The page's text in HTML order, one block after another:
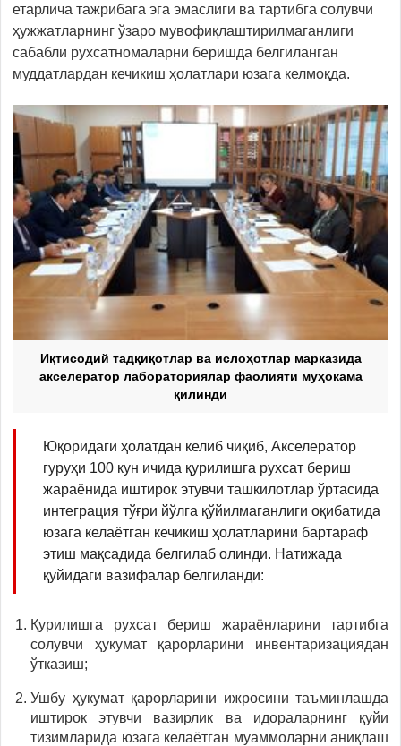
етарлича тажрибага эга эмаслиги ва тартибга солувчи
ҳужжатларнинг ўзаро мувофиқлаштирилмаганлиги
сабабли рухсатномаларни беришда белгиланган
муддатлардан кечикиш ҳолатлари юзага келмоқда.
Иқтисодий тадқиқотлар ва ислоҳотлар марказида
акселератор лабораториялар фаолияти муҳокама
қилинди
Юқоридаги ҳолатдан келиб чиқиб, Акселератор
гуруҳи 100 кун ичида қурилишга рухсат бериш
жараёнида иштирок этувчи ташкилотлар ўртасида
интеграция тўғри йўлга қўйилмаганлиги оқибатида
юзага келаётган кечикиш ҳолатларини бартараф
этиш мақсадида белгилаб олинди. Натижада
қуйидаги вазифалар белгиланди:
Қурилишга рухсат бериш жараёнларини тартибга
солувчи ҳукумат қарорларини инвентаризациядан
ўтказиш;
Ушбу ҳукумат қарорларини ижросини таъминлашда
иштирок этувчи вазирлик ва идораларнинг қуйи
тизимларида юзага келаётган муаммоларни аниқлаш